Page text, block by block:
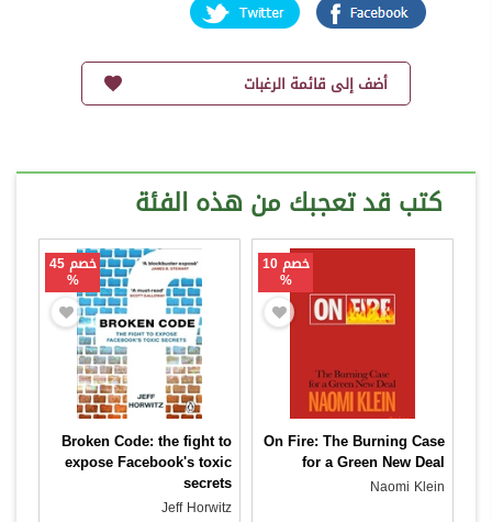
أضف إلى قائمة الرغبات
كتب قد تعجبك من هذه الفئة
خصم 10
%
On Fire: The Burning Case
for a Green New Deal
Naomi Klein
خصم 45
%
Broken Code: the fight to
expose Facebook's toxic
secrets
Jeff Horwitz